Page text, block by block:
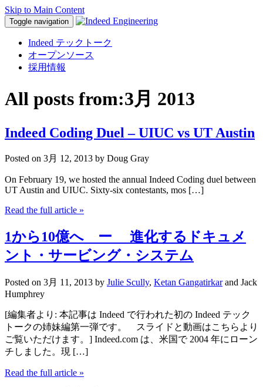
Skip to Main Content
Toggle navigation
Indeed テックトーク
オープンソース
採用情報
All posts from:3月 2013
Indeed Coding Duel – UIUC vs UT Austin
Posted on 3月 12, 2013 by Doug Gray
On February 19, we hosted the annual Indeed Coding duel between
UT Austin and UIUC. Sixty-six contestants, mos […]
Read the full article »
1から10億へ ー 進化するドキュメ
ント・サービング・システム
Posted on 3月 11, 2013 by Julie Scully, Ketan Gangatirkarand Jack
Humphrey
[編集者より: 本記事は Indeed で行われた初の Indeed テック
トークの姉妹編第一弾です。 スライドと動画はこちらより
ご覧いただけます。] Indeed.com は、米国で 2004 年にローン
チしました。現 […]
Read the full article »